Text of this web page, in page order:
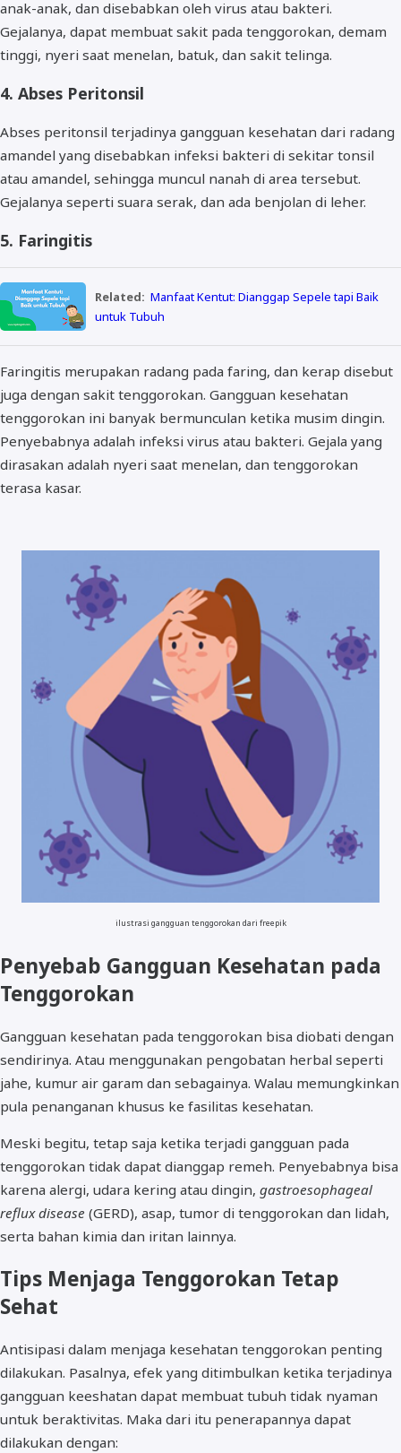
anak-anak, dan disebabkan oleh virus atau bakteri.
Gejalanya, dapat membuat sakit pada tenggorokan, demam
tinggi, nyeri saat menelan, batuk, dan sakit telinga.
4. Abses Peritonsil
Abses peritonsil terjadinya gangguan kesehatan dari radang
amandel yang disebabkan infeksi bakteri di sekitar tonsil
atau amandel, sehingga muncul nanah di area tersebut.
Gejalanya seperti suara serak, dan ada benjolan di leher.
5. Faringitis
Related: Manfaat Kentut: Dianggap Sepele tapi Baik
untuk Tubuh
Faringitis merupakan radang pada faring, dan kerap disebut
juga dengan sakit tenggorokan. Gangguan kesehatan
tenggorokan ini banyak bermunculan ketika musim dingin.
Penyebabnya adalah infeksi virus atau bakteri. Gejala yang
dirasakan adalah nyeri saat menelan, dan tenggorokan
terasa kasar.
ilustrasi gangguan tenggorokan dari freepik
Penyebab Gangguan Kesehatan pada
Tenggorokan
Gangguan kesehatan pada tenggorokan bisa diobati dengan
sendirinya. Atau menggunakan pengobatan herbal seperti
jahe, kumur air garam dan sebagainya. Walau memungkinkan
pula penanganan khusus ke fasilitas kesehatan.
Meski begitu, tetap saja ketika terjadi gangguan pada
tenggorokan tidak dapat dianggap remeh. Penyebabnya bisa
karena alergi, udara kering atau dingin, gastroesophageal
reflux disease (GERD), asap, tumor di tenggorokan dan lidah,
serta bahan kimia dan iritan lainnya.
Tips Menjaga Tenggorokan Tetap
Sehat
Antisipasi dalam menjaga kesehatan tenggorokan penting
dilakukan. Pasalnya, efek yang ditimbulkan ketika terjadinya
gangguan keeshatan dapat membuat tubuh tidak nyaman
untuk beraktivitas. Maka dari itu penerapannya dapat
dilakukan dengan: